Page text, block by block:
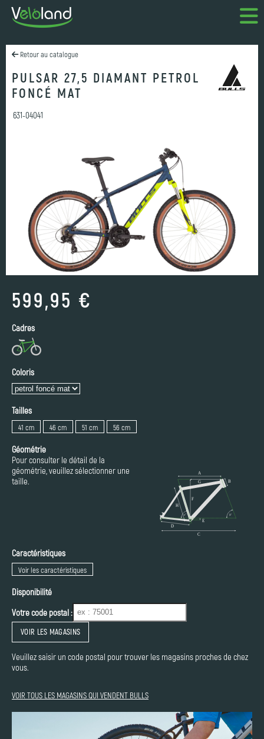
Retour au catalogue
PULSAR 27,5 DIAMANT PETROL
FONCÉ MAT
631-04041
599,95 €
Cadres
Coloris
Tailles
41 cm 46 cm 51 cm 56 cm
Géométrie
Pour consulter le détail de la
géométrie, veuillez sélectionner une
taille.
Caractéristiques
Voir les caractéristiques
Disponibilité
Votre code postal :
VOIR LES MAGASINS
Veuillez saisir un code postal pour trouver les magasins proches de chez
vous.
VOIR TOUS LES MAGASINS QUI VENDENT BULLS